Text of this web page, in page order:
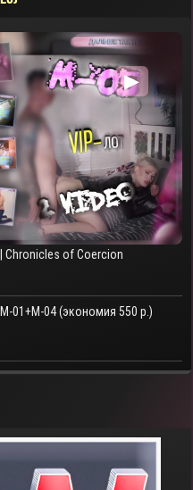
▶
Chronicles of Coercion
01+M-04 (экономия 550 р.)